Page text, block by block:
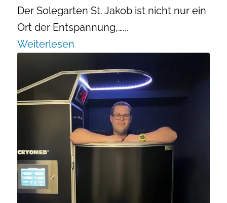
Der Solegarten St. Jakob ist nicht nur ein
Ort der Entspannung,…...
Weiterlesen